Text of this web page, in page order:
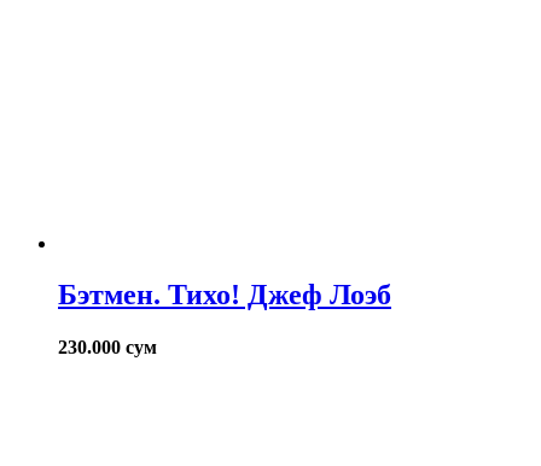
Бэтмен. Тихо! Джеф Лоэб
230.000 сум